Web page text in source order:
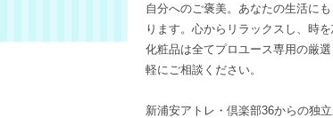
自分へのご褒美。あなたの生活に
ります。心からリラックスし、時
化粧品は全てプロユース専用の厳
軽にご相談ください。
新浦安アトレ・倶楽部36からの独